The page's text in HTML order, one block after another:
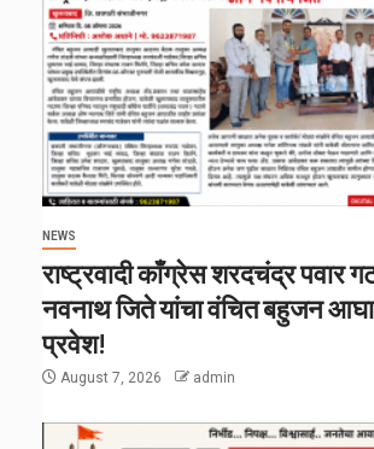
NEWS
राष्ट्रवादी काँग्रेस शरदचंद्र पवार
नवनाथ जिते यांचा वंचित बहुजन
प्रवेश!
August 7, 2026 admin